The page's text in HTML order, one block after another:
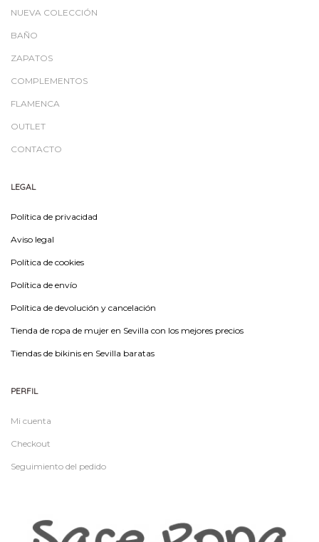
NUEVA COLECCIÓN
BAÑO
ZAPATOS
COMPLEMENTOS
FLAMENCA
OUTLET
CONTACTO
LEGAL
Política de privacidad
Aviso legal
Política de cookies
Política de envío
Política de devolución y cancelación
Tienda de ropa de mujer en Sevilla con los mejores precios
Tiendas de bikinis en Sevilla baratas
PERFIL
Mi cuenta
Checkout
Seguimiento del pedido